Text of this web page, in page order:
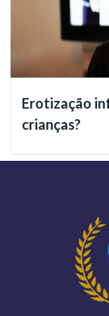
Ano-Novo
no Seu
sou a luz do
Essa Luz é a
acompanhe
séculos.
Erotização
crianças?